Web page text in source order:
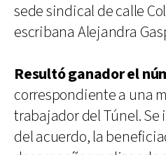
sede sindical de calle
escribana Alejandra
Resultó ganador el
correspondiente a una
trabajador del Túnel.
del acuerdo, la